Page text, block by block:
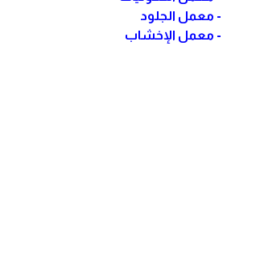
- معمل الجلود
- معمل الإخشاب